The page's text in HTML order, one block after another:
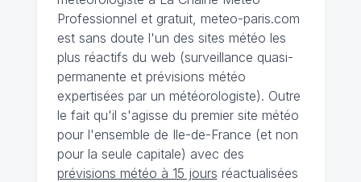
Professionnel et gratuit, meteo-paris.com
est sans doute l'un des sites météo les
plus réactifs du web (surveillance quasi-
permanente et prévisions météo
expertisées par un météorologiste). Outre
le fait qu'il s'agisse du premier site météo
pour l'ensemble de Ile-de-France (et non
pour la seule capitale) avec des
prévisions météo à 15 jours réactualisées